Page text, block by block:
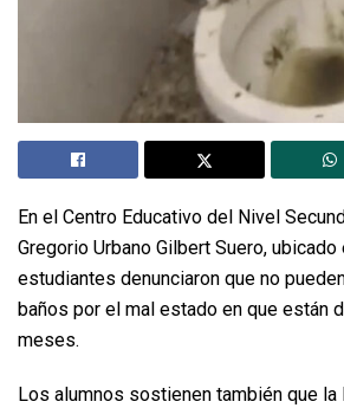
En el Centro Educativo del Nivel
Gregorio Urbano Gilbert Suero,
estudiantes denunciaron que no
baños por el mal estado en que están
meses.
Los alumnos sostienen también que